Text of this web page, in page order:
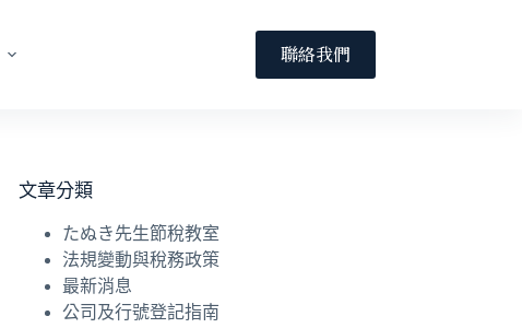
聯絡我們
文章分類
たぬき先生節稅教室
法規變動與稅務政策
最新消息
公司及行號登記指南